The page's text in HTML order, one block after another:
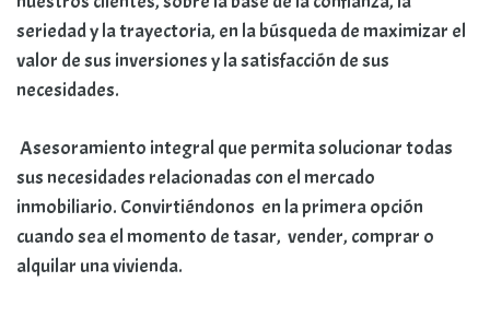
seriedad y la trayectoria, en la búsqueda de maximizar el
valor de sus inversiones y la satisfacción de sus
necesidades.
Asesoramiento integral que permita solucionar todas
sus necesidades relacionadas con el mercado
inmobiliario. Convirtiéndonos en la primera opción
cuando sea el momento de tasar, vender, comprar o
alquilar una vivienda.